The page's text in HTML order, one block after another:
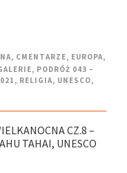
, CMENTARZE, EUROPA,
, PODRÓŻ 043 –
, RELIGIA, UNESCO,
CZ.8 –
TAHAI, UNESCO